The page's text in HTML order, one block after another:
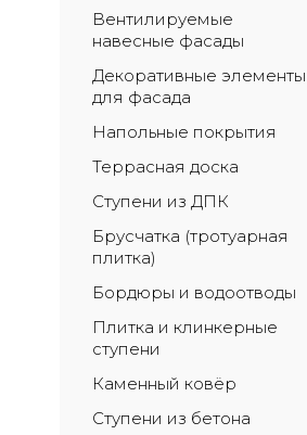
Вентилируемые
навесные фасады
Декоративные элементы
для фасада
Напольные покрытия
Террасная доска
Ступени из ДПК
Брусчатка (тротуарная
плитка)
Бордюры и водоотводы
Плитка и клинкерные
ступени
Каменный ковёр
Ступени из бетона